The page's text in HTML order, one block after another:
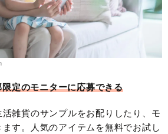
定のモニターに応募できる
雑貨のサンプルをお配りしたり、モ
す。人気のアイテムを無料でお試し